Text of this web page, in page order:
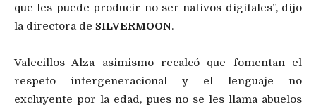
que les puede producir no ser nativos digitales”, dijo
la directora de SILVERMOON.
Valecillos Alza asimismo recalcó que fomentan el
respeto intergeneracional y el lenguaje no
excluyente por la edad, pues no se les llama abuelos